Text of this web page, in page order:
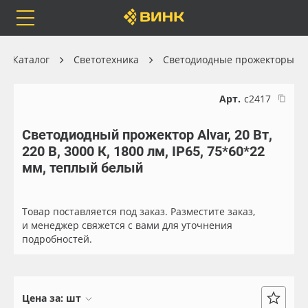
Каталог
Orafol
Бренды
Доставка
Весь каталог
Рулонные материалы
Самоклеящиеся плёнки
Листовые материалы
Каталог Светотехника Светодиодные прожекторы
Арт. с2417
Светодиодный прожектор Alvar, 20 Вт,
220 В, 3000 К, 1800 лм, IP65, 75*60*22
мм, теплый белый
Товар поставляется под заказ. Разместите заказ,
и менеджер свяжется с вами для уточнения
подробностей.
Цена за: шт